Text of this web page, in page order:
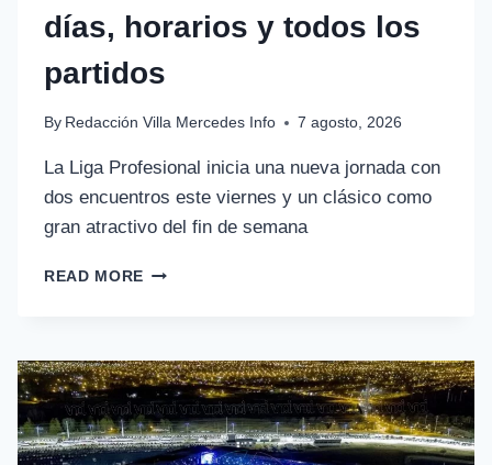
días, horarios y todos los
partidos
By Redacción Villa Mercedes Info 7 agosto, 2026
La Liga Profesional inicia una nueva jornada con
dos encuentros este viernes y un clásico como
gran atractivo del fin de semana
READ MORE